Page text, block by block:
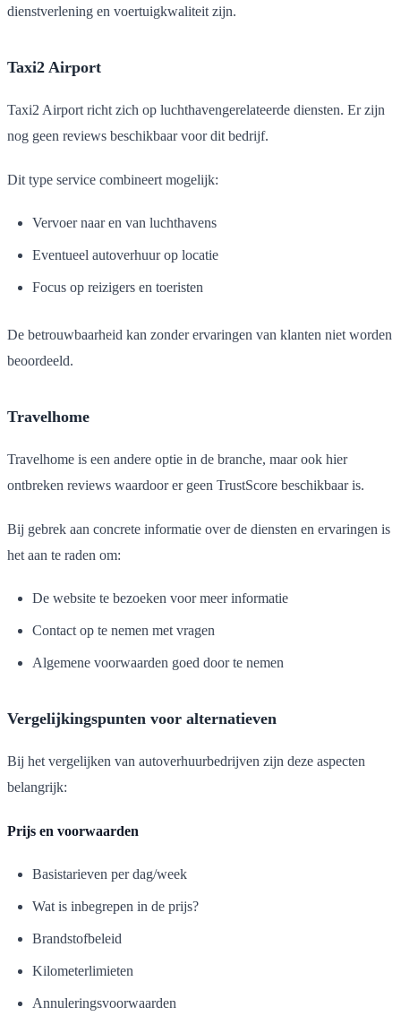
dienstverlening en voertuigkwaliteit zijn.
Taxi2 Airport
Taxi2 Airport richt zich op luchthavengerelateerde diensten. Er zijn
nog geen reviews beschikbaar voor dit bedrijf.
Dit type service combineert mogelijk:
Vervoer naar en van luchthavens
Eventueel autoverhuur op locatie
Focus op reizigers en toeristen
De betrouwbaarheid kan zonder ervaringen van klanten niet worden
beoordeeld.
Travelhome
Travelhome is een andere optie in de branche, maar ook hier
ontbreken reviews waardoor er geen TrustScore beschikbaar is.
Bij gebrek aan concrete informatie over de diensten en ervaringen is
het aan te raden om:
De website te bezoeken voor meer informatie
Contact op te nemen met vragen
Algemene voorwaarden goed door te nemen
Vergelijkingspunten voor alternatieven
Bij het vergelijken van autoverhuurbedrijven zijn deze aspecten
belangrijk:
Prijs en voorwaarden
Basistarieven per dag/week
Wat is inbegrepen in de prijs?
Brandstofbeleid
Kilometerlimieten
Annuleringsvoorwaarden